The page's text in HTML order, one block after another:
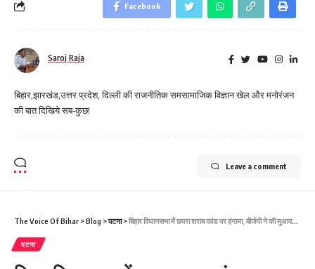
Facebook
Saroj Raja
बिहार,झारखंड,उत्तर प्रदेश, दिल्ली की राजनीतिक समसामाजिक विज्ञान खेल और मनोरंजन
की बात दिखिये सब-कुछ!
Leave a comment
The Voice Of Bihar >Blog >पटना>बिहार विधानसभा में छपरा शराब कांड पर हंगामा, बीजेपी ने की मुआवजे की मांग
पटना